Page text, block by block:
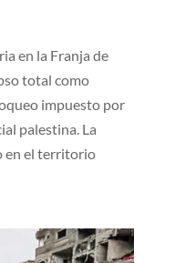
en la Franja de
total como
impuesto por
palestina. La
en el territorio